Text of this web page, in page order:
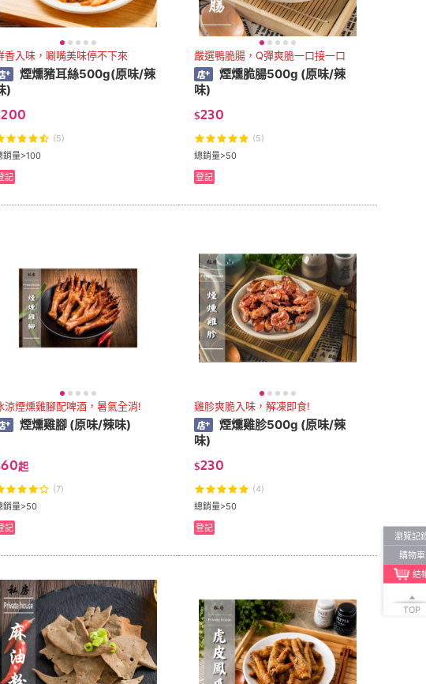
香入味，唰嘴美味停不下來
煙燻豬耳絲500g(原味/辣
)
200
(5)
銷量>100
記
嚴選鴨脆腸，Q彈爽脆一口接一口
煙燻脆腸500g (原味/辣
味)
$230
(5)
總銷量>50
登記
涼煙燻雞腳配啤酒，暑氣全消!
煙燻雞腳 (原味/辣味)
60起
(7)
銷量>50
記
雞胗爽脆入味，解凍即食!
煙燻雞胗500g (原味/辣
味)
$230
(4)
總銷量>50
登記
瀏覽記
購物車
結
TOP